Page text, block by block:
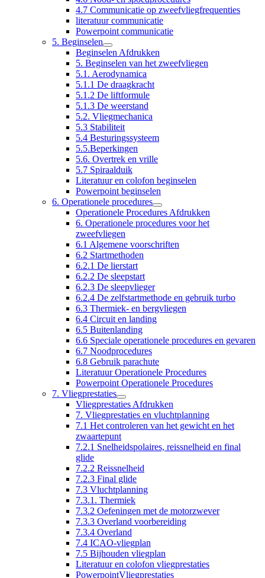
4.7 Communicatie op zweefvliegfrequenties
literatuur communicatie
Powerpoint communicatie
5. Beginselen
Beginselen Afdrukken
5. Beginselen van het zweefvliegen
5.1. Aerodynamica
5.1.1 De draagkracht
5.1.2 De liftformule
5.1.3 De weerstand
5.2. Vliegmechanica
5.3 Stabiliteit
5.4 Besturingssysteem
5.5.Beperkingen
5.6. Overtrek en vrille
5.7 Spiraalduik
Literatuur en colofon beginselen
Powerpoint beginselen
6. Operationele procedures
Operationele Procedures Afdrukken
6. Operationele procedures voor het
zweefvliegen
6.1 Algemene voorschriften
6.2 Startmethoden
6.2.1 De lierstart
6.2.2 De sleepstart
6.2.3 De sleepvlieger
6.2.4 De zelfstartmethode en gebruik turbo
6.3 Thermiek- en bergvliegen
6.4 Circuit en landing
6.5 Buitenlanding
6.6 Speciale operationele procedures en gevaren
6.7 Noodprocedures
6.8 Gebruik parachute
Literatuur Operationele Procedures
Powerpoint Operationele Procedures
7. Vliegprestaties
Vliegprestaties Afdrukken
7. Vliegprestaties en vluchtplanning
7.1 Het controleren van het gewicht en het
zwaartepunt
7.2.1 Snelheidspolaires, reissnelheid en final
glide
7.2.2 Reissnelheid
7.2.3 Final glide
7.3 Vluchtplanning
7.3.1. Thermiek
7.3.2 Oefeningen met de motorzwever
7.3.3 Overland voorbereiding
7.3.4 Overland
7.4 ICAO-vliegplan
7.5 Bijhouden vliegplan
Literatuur en colofon vliegprestaties
PowerpointVliegprestaties